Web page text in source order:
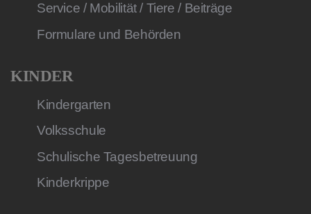
Service / Mobilität / Tiere / Beiträge
Formulare und Behörden
KINDER
Kindergarten
Volksschule
Schulische Tagesbetreuung
Kinderkrippe